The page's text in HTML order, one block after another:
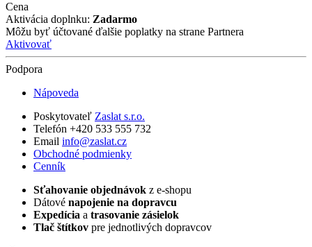
Cena
Aktivácia doplnku: Zadarmo
Môžu byť účtované ďalšie poplatky na strane Partnera
Aktivovať
Podpora
Nápoveda
Poskytovateľ Zaslat s.r.o.
Telefón +420 533 555 732
Email info@zaslat.cz
Obchodné podmienky
Cenník
Sťahovanie objednávok z e-shopu
Dátové napojenie na dopravcu
Expedícia a trasovanie zásielok
Tlač štítkov pre jednotlivých dopravcov